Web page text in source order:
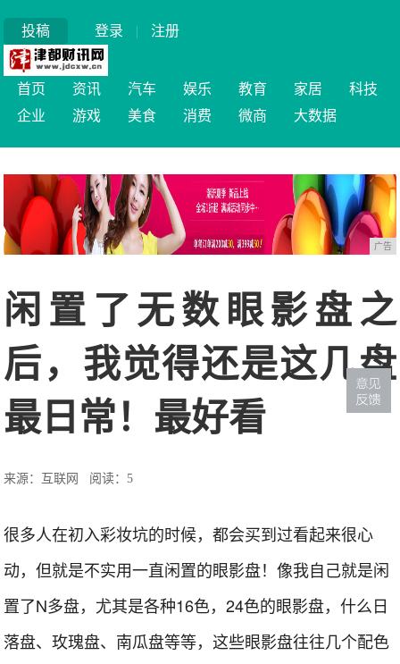
投稿 登录 | 注册
首页 资讯 汽车 娱乐 教育 家居
科技
企业
游戏 美食 消费 微商 大数据
广告
闲置了无数眼影盘之
后，我觉得还是这几盘
最日常！最好看
来源：互联网 阅读：5
很多人在初入彩妆坑的时候，都会买到过看起来很心
动，但就是不实用一直闲置的眼影盘！像我自己就是闲
置了N多盘，尤其是各种16色，24色的眼影盘，什么日
落盘、玫瑰盘、南瓜盘等等，这些眼影盘往往几个配色